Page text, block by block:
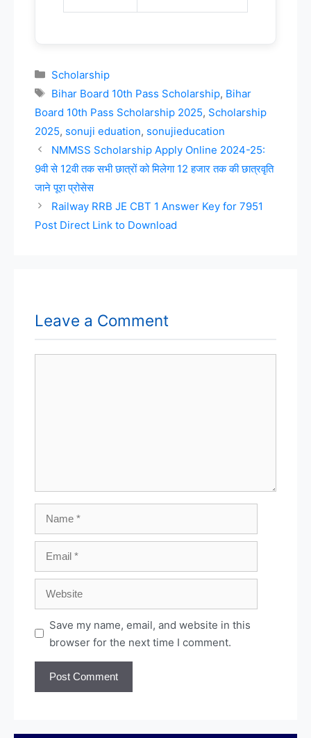
Scholarship
Bihar Board 10th Pass Scholarship, Bihar
Board 10th Pass Scholarship 2025, Scholarship
2025, sonuji eduation, sonujieducation
NMMSS Scholarship Apply Online 2024-25:
9वी से 12वी तक सभी छात्रों को मिलेगा 12 हजार तक की छात्रवृति
जाने पूरा प्रोसेस
Railway RRB JE CBT 1 Answer Key for 7951
Post Direct Link to Download
Leave a Comment
Save my name, email, and website in this
browser for the next time I comment.